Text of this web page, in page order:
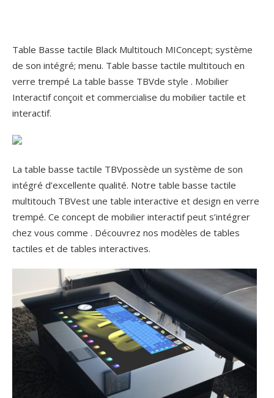
Table Basse tactile Black Multitouch MIConcept; système
de son intégré; menu. Table basse tactile multitouch en
verre trempé La table basse TBVde style . Mobilier
Interactif conçoit et commercialise du mobilier tactile et
interactif.
La table basse tactile TBVpossède un système de son
intégré d’excellente qualité. Notre table basse tactile
multitouch TBVest une table interactive et design en verre
trempé. Ce concept de mobilier interactif peut s’intégrer
chez vous comme . Découvrez nos modèles de tables
tactiles et de tables interactives.